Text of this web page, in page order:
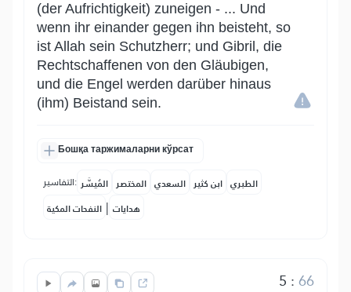
(der Aufrichtigkeit) zuneigen - ... Und
wenn ihr einander gegen ihn beisteht, so
ist Allah sein Schutzherr; und Gibril, die
Rechtschaffenen von den Gläubigen,
und die Engel werden darüber hinaus
(ihm) Beistand sein.
Бошқа таржималарни кўрсат
التفاسير: المُيسَّر المختصر السعدي ابن كثير الطبري
النفحات المكية | هدايات
5 :66